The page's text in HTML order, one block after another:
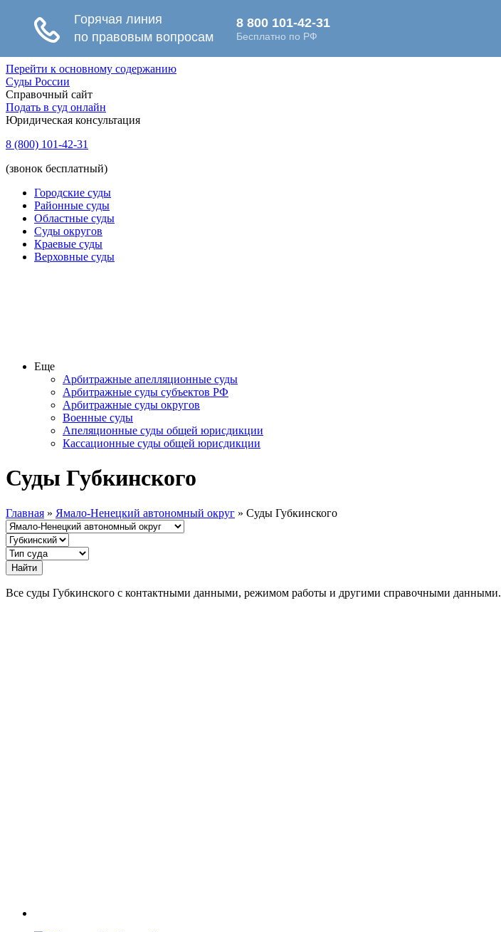
Перейти к основному содержанию
Суды России
Справочный сайт
Подать в суд онлайн
Юридическая консультация
8 (800) 101-42-31
(звонок бесплатный)
Городские суды
Районные суды
Областные суды
Суды округов
Краевые суды
Верховные суды
Еще
Арбитражные апелляционные суды
Арбитражные суды субъектов РФ
Арбитражные суды округов
Военные суды
Апеляционные суды общей юрисдикции
Кассационные суды общей юрисдикции
Суды Губкинского
Главная » Ямало-Ненецкий автономный округ » Суды Губкинского
Все суды Губкинского с контактными данными, режимом работы и другими справочными данными.